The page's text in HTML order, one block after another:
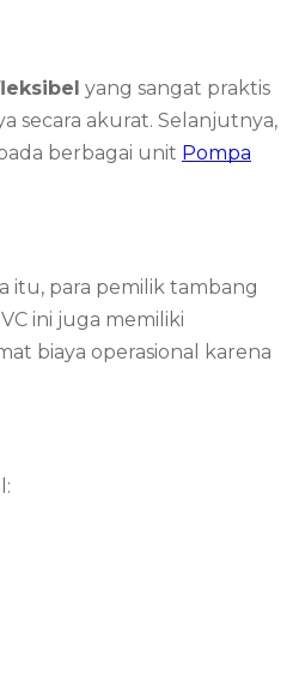
yang sangat praktis
secara akurat. Selanjutnya,
berbagai unit Pompa
itu, para pemilik tambang
ini juga memiliki
biaya operasional karena